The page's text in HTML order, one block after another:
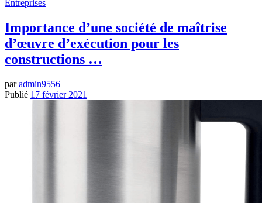
Entreprises
Importance d’une société de maîtrise
d’œuvre d’exécution pour les
constructions …
paradmin9556
Publié 17 février 2021